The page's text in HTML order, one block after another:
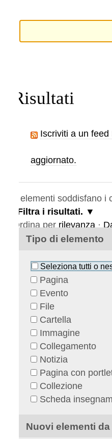
Iscriviti a un feed
aggiornato.
soddisfano i
i risultati.
Tipo di elemento
Seleziona tutti o nessuno
Pagina
Evento
File
Cartella
Immagine
Collegamento
Notizia
Pagina con portlet
Collezione
Scheda insegnamento
Nuovi elementi da
per rilevanza · Data
La ricerca non ha
di
del Corso:
Aldo Moro 8 - 44124 Cona
0532206338